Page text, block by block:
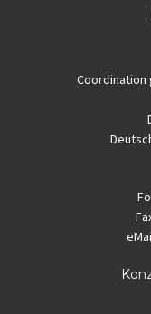
Coordination